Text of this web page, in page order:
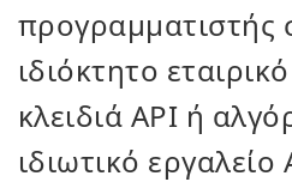
προγραμματιστής
ιδιόκτητο
κλειδιά API ή
ιδιωτικό